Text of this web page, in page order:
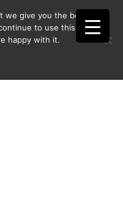
we give you the best
to use this site we
happy with it.